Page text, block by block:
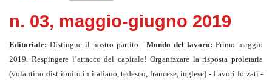
n. 03, maggio-giugno 2019
Editoriale: Distingue il nostro partito -Mondo del lavoro:Primo maggio
2019. Respingere l’attacco del capitale! Organizzare la risposta proletaria
(volantino distribuito in italiano, tedesco, francese, inglese) - Lavori forzati -